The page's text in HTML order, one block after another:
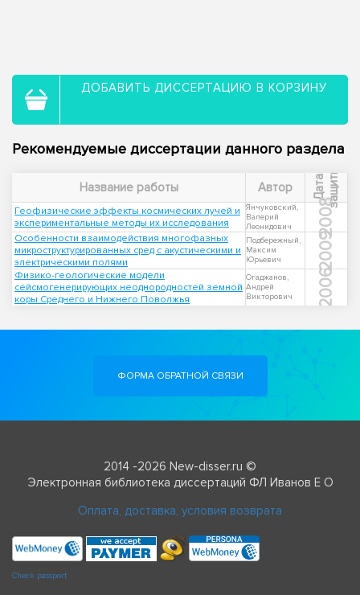
ДОБАВИТЬ ДИССЕРТАЦИЮ В КОРЗИНУ
Рекомендуемые диссертации данного раздела
Название работы Автор Д
а
т
а
з
а
щ
и
ты
Геофизические эффекты космических лучей и
экспериментальные методы их исследования
Янчуковский,
Валерий
Леонидович
2008
Особенности взаимодействия многофазных
микроструктурированных сред с акустическими и
электрическими полями
Подбережный,
Максим
Юрьевич
2009
Физико-геологические модели
сейсмогенерирующих неоднородностей земной
коры Среднего и Нижнего Поволжья
Огаджанов,
Андрей
Викторович
2006
ФОРМА ОБРАТНОЙ СВЯЗИ
2014 -2026 New-disser.ru ©
Электронная библиотека диссертаций ФЛ Иванов Е О
Оплата, доставка, условия возврата
Check passport